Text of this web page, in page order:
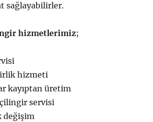
sağlayabilirler.
hizmetlerimiz;
hizmeti
kayıptan üretim
çilingir servisi
değişim